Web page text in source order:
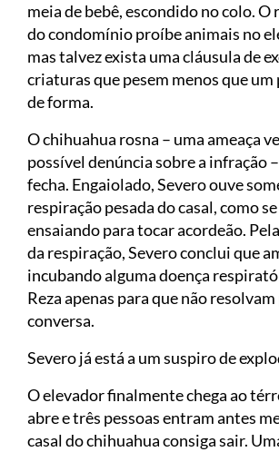
meia de bebê, escondido no colo.
do condomínio proíbe animais no
mas talvez exista uma cláusula de
criaturas que pesem menos que um
de forma.
O chihuahua rosna – uma ameaça
possível denúncia sobre a infração
fecha. Engaiolado, Severo ouve
respiração pesada do casal, como
ensaiando para tocar acordeão.
da respiração, Severo conclui que
incubando alguma doença
Reza apenas para que não
conversa.
Severo já está a um suspiro de
O elevador finalmente chega ao
abre e três pessoas entram antes
casal do chihuahua consiga sair.